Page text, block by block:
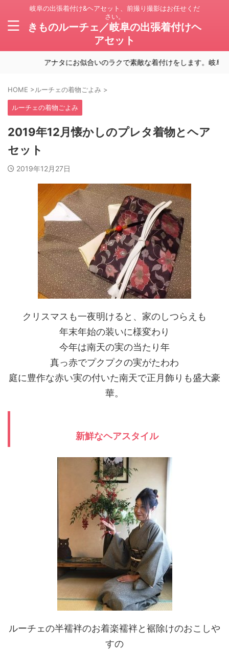
岐阜の出張着付け&ヘアセット、前撮り撮影はお任せくだ
さい。
きものルーチェ／岐阜の出張着付けヘ
アセット
アナタにお似合いのラクで素敵な着付けをします。岐阜の出
HOME >ルーチェの着物ごよみ >
ルーチェの着物ごよみ
2019年12月懐かしのプレタ着物とヘア
セット
2019年12月27日
クリスマスも一夜明けると、家のしつらえも
年末年始の装いに様変わり
今年は南天の実の当たり年
真っ赤でプクプクの実がたわわ
庭に豊作な赤い実の付いた南天で正月飾りも盛大豪
華。
新鮮なヘアスタイル
ルーチェの半襦袢のお着楽襦袢と裾除けのおこしや
すの